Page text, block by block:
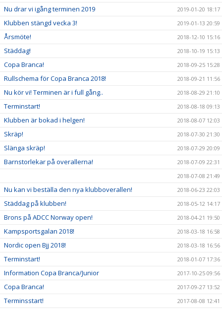
Nu drar vi igång terminen 2019 2019-01-20 18:17
Klubben stängd vecka 3! 2019-01-13 20:59
Årsmöte! 2018-12-10 15:16
Städdag! 2018-10-19 15:13
Copa Branca! 2018-09-25 15:28
Rullschema för Copa Branca 2018! 2018-09-21 11:56
Nu kör vi! Terminen är i full gång.. 2018-08-29 21:10
Terminstart! 2018-08-18 09:13
Klubben är bokad i helgen! 2018-08-07 12:03
Skräp! 2018-07-30 21:30
Slänga skräp! 2018-07-29 20:09
Barnstorlekar på overallerna!
2018-07-09 22:31
2018-07-08 21:49
Nu kan vi beställa den nya klubboverallen! 2018-06-23 22:03
Städdag på klubben! 2018-05-12 14:17
Brons på ADCC Norway open! 2018-04-21 19:50
Kampsportsgalan 2018! 2018-03-18 16:58
Nordic open Bjj 2018! 2018-03-18 16:56
Terminstart! 2018-01-07 17:36
Information Copa Branca/Junior 2017-10-25 09:56
Copa Branca! 2017-09-27 13:52
Terminsstart! 2017-08-08 12:41